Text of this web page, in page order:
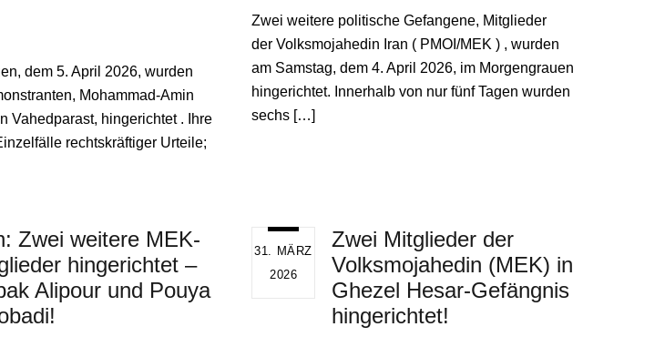
dem 5. April 2026, wurden
Mohammad-Amin
Vahedparast, hingerichtet . Ihre
rechtskräftiger Urteile;
Zwei weitere politische Gefangene, Mitglieder
der Volksmojahedin Iran ( PMOI/MEK ) , wurden
am Samstag, dem 4. April 2026, im Morgengrauen
hingerichtet. Innerhalb von nur fünf Tagen wurden
sechs […]
Zwei weitere MEK-
hingerichtet –
Alipour und Pouya
31. MÄRZ
2026
Zwei Mitglieder der
Volksmojahedin (MEK) in
Ghezel Hesar-Gefängnis
hingerichtet!